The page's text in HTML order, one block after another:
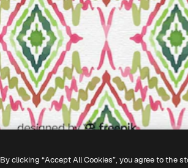
By clicking “Accept All Cookies”, you agree to the